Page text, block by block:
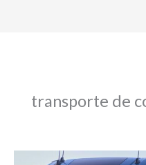
transporte de